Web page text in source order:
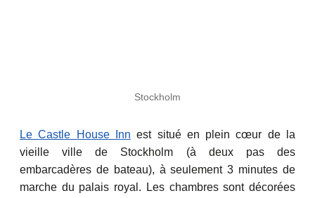
Stockholm
Le Castle House Inn est situé en plein cœur de la
vieille ville de Stockholm (à deux pas des
embarcadères de bateau), à seulement 3 minutes de
marche du palais royal. Les chambres sont décorées